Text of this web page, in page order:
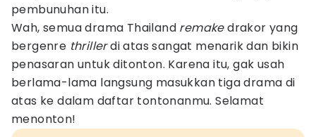
pembunuhan itu.
Wah, semua drama Thailand remakedrakor yang
bergenre thrillerdi atas sangat menarik dan bikin
penasaran untuk ditonton. Karena itu, gak usah
berlama-lama langsung masukkan tiga drama di
atas ke dalam daftar tontonanmu. Selamat
menonton!